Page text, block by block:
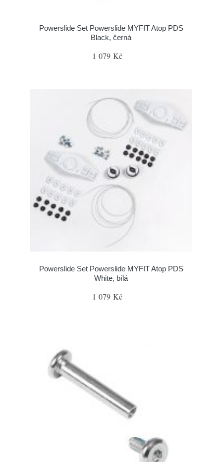
Powerslide Set Powerslide MYFIT Atop PDS
Black, černá
1 079 Kč
Powerslide Set Powerslide MYFIT Atop PDS
White, bílá
1 079 Kč